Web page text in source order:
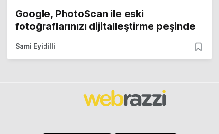
Google, PhotoScan ile eski
fotoğraflarınızı dijitalleştirme peşinde
Sami Eyidilli